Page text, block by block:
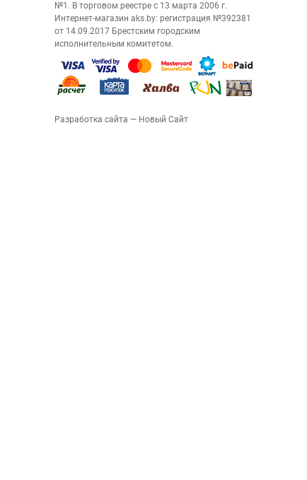
№1. В торговом реестре с 13 марта 2006 г.
Интернет-магазин aks.by: регистрация №392381
от 14.09.2017 Брестским городским
исполнительным комитетом.
Разработка сайта — Новый Сайт